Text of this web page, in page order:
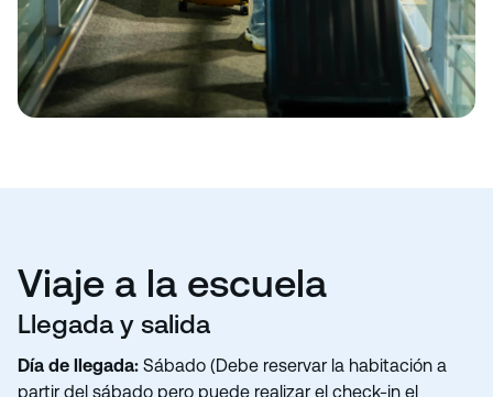
Viaje a la escuela
Llegada y salida
Día de llegada: Sábado (Debe reservar la habitación a
partir del sábado pero puede realizar el check-in el